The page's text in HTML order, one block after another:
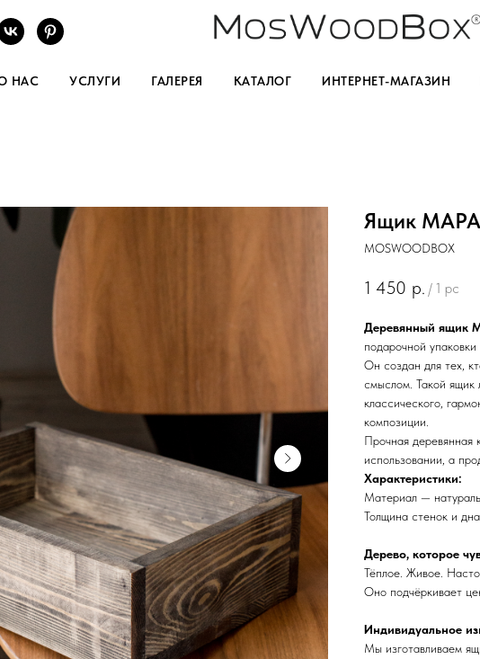
НАС УСЛУГИ ГАЛЕРЕЯ КАТАЛОГ ИНТЕРНЕТ-МАГАЗИН
Ящик
MOSWOODBOX
1 450 р. / 1 pc
Деревянный ящик
подарочной
Он создан для тех,
смыслом. Такой ящик
классического,
композиции.
Прочная деревянная
использовании, а
Характеристики:
Материал —
Толщина стенок и
Дерево, которое
Тёплое. Живое.
Оно подчёркивает
Индивидуальное
Мы изготавливаем